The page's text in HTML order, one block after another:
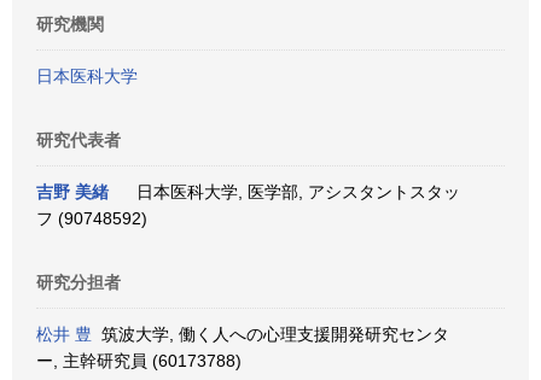
研究機関
日本医科大学
研究代表者
吉野 美緒
日本医科大学, 医学部, アシスタントスタッ
フ (90748592)
研究分担者
松井 豊 筑波大学, 働く人への心理支援開発研究センタ
ー, 主幹研究員 (60173788)